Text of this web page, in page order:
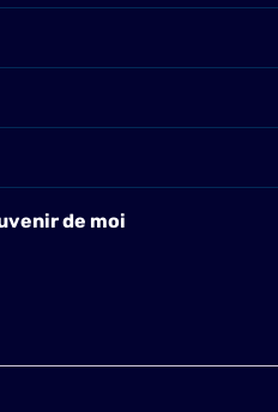
de moi